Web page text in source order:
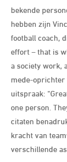
bekende
hebben zijn
football coach,
effort – that is
a society work,
mede-oprichter
uitspraak:
one person.
citaten
kracht van
verschillende